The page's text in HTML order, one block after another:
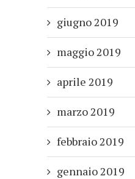
giugno 2019
maggio 2019
aprile 2019
marzo 2019
febbraio 2019
gennaio 2019